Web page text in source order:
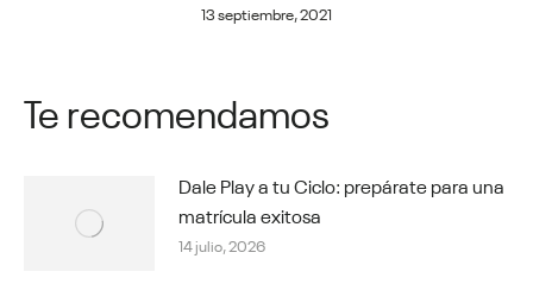
13 septiembre, 2021
Te recomendamos
Dale Play a tu Ciclo: prepárate para una
matrícula exitosa
14 julio, 2026